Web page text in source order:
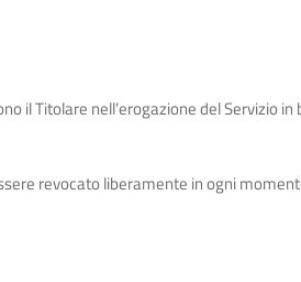
il Titolare nell’erogazione del Servizio
revocato liberamente in ogni